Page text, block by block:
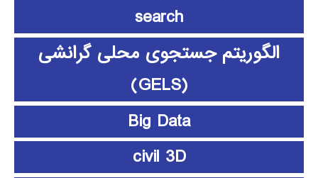
search
الگوریتم جستجوی محلی گرانشی
(GELS)
Big Data
civil 3D